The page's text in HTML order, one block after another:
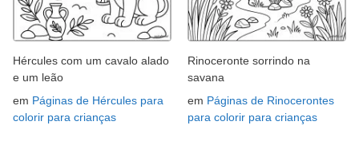
Hércules com um cavalo alado
e um leão
em Páginas de Hércules para
colorir para crianças
Rinoceronte sorrindo na
savana
em Páginas de Rinocerontes
para colorir para crianças